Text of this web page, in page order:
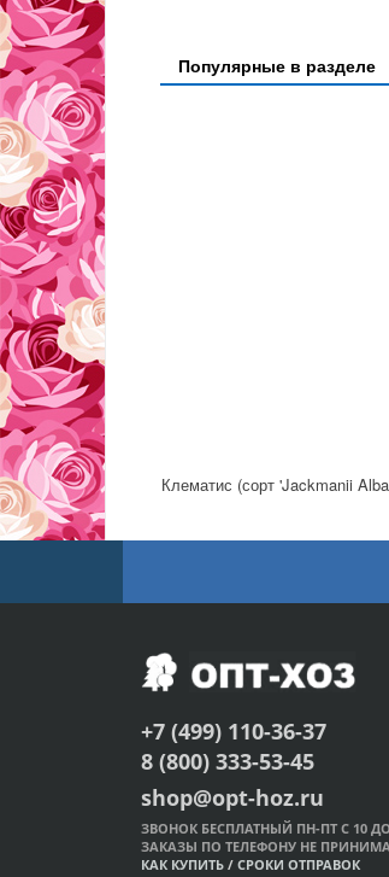
Популярные в разделе
+7 (499) 110-36-37
8 (800) 333-53-45
shop@opt-hoz.ru
ЗВОНОК БЕСПЛАТНЫЙ ПН-ПТ С 10
ЗАКАЗЫ ПО ТЕЛЕФОНУ НЕ
КАК КУПИТЬ / СРОКИ ОТПРАВОК